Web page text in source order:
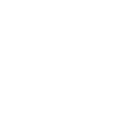
logger